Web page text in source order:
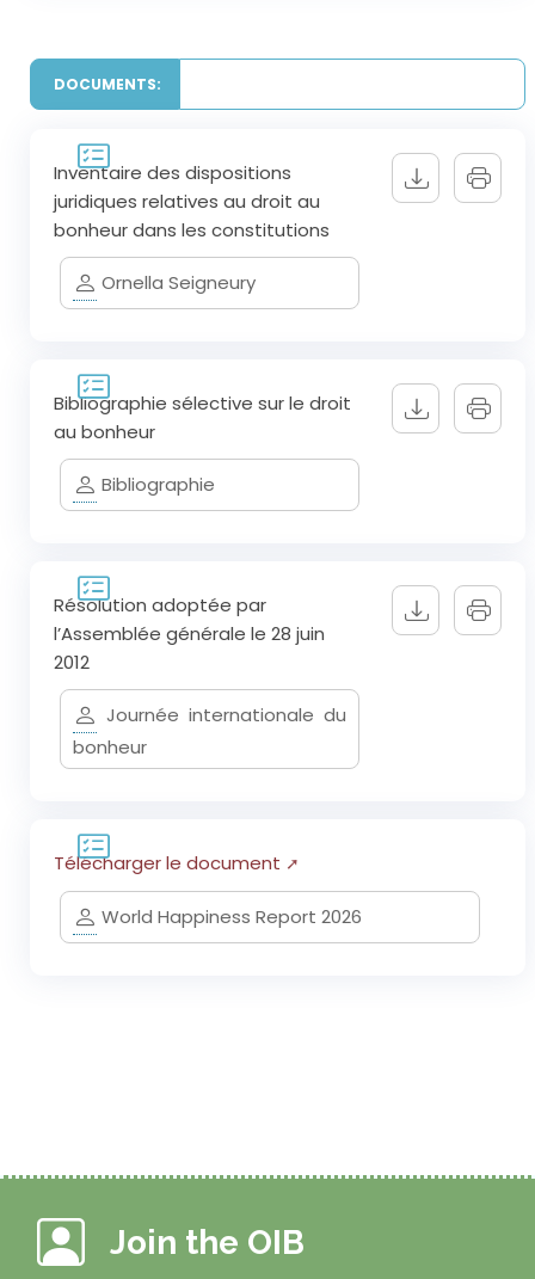
DOCUMENTS:
Inventaire des dispositions
juridiques relatives au droit au
bonheur dans les constitutions
Ornella Seigneury
Bibliographie sélective sur le droit
au bonheur
Bibliographie
Résolution adoptée par
l’Assemblée générale le 28 juin
2012
Journée internationale du
bonheur
Télécharger le document
World Happiness Report 2026
Join the OIB